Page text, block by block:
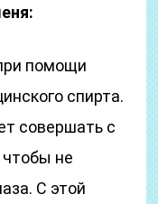
помощи
спирта.
совершать с
не
С этой